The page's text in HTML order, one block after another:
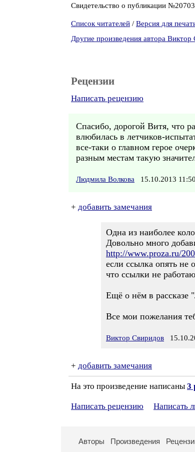
Свидетельство о публикации
Список читателей / Версия для
Другие произведения автора Виктор
Рецензии
Написать рецензию
Спасибо, дорогой Витя, что
влюбилась в летчиков-
все-таки о главном герое
разным местам такую
Людмила Волкова 15.10.2013
+ добавить замечания
Одна из наиболее
Довольно много
http://www.proza.ru/
если ссылка опять не
что ссылки не
Ещё о нём в рассказе
Все мои пожелания
Виктор Свиридов
+ добавить замечания
На это произведение написаны 3
Написать рецензию Написать
Авторы Произведения